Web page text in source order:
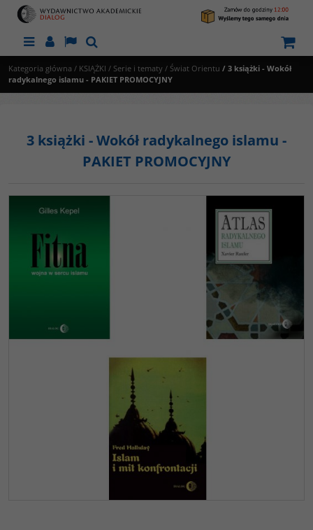
MenuPanelLangSzukaj
Kategoria główna / KSIĄŻKI / Serie i tematy / Świat Orientu / 3 książki - Wokół
radykalnego islamu - PAKIET PROMOCYJNY
3 książki - Wokół radykalnego islamu -
PAKIET PROMOCYJNY